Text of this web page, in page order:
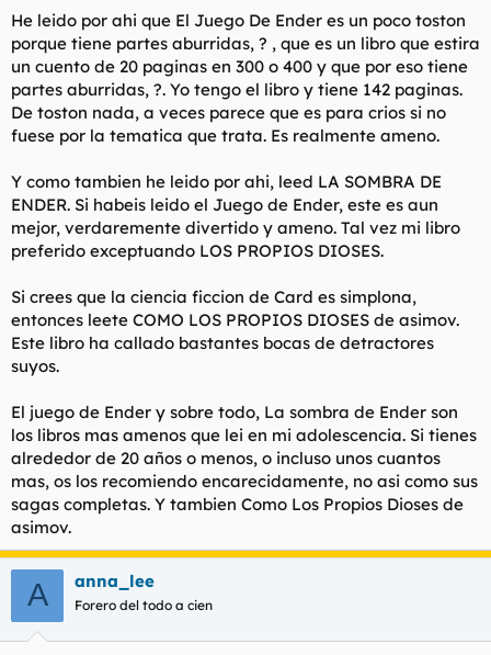
He leido por ahi que El Juego De Ender es un poco toston
porque tiene partes aburridas, ? , que es un libro que estira
un cuento de 20 paginas en 300 o 400 y que por eso tiene
partes aburridas, ?. Yo tengo el libro y tiene 142 paginas.
De toston nada, a veces parece que es para crios si no
fuese por la tematica que trata. Es realmente ameno.
Y como tambien he leido por ahi, leed LA SOMBRA DE
ENDER. Si habeis leido el Juego de Ender, este es aun
mejor, verdaremente divertido y ameno. Tal vez mi libro
preferido exceptuando LOS PROPIOS DIOSES.
Si crees que la ciencia ficcion de Card es simplona,
entonces leete COMO LOS PROPIOS DIOSES de asimov.
Este libro ha callado bastantes bocas de detractores
suyos.
El juego de Ender y sobre todo, La sombra de Ender son
los libros mas amenos que lei en mi adolescencia. Si tienes
alrededor de 20 años o menos, o incluso unos cuantos
mas, os los recomiendo encarecidamente, no asi como sus
sagas completas. Y tambien Como Los Propios Dioses de
asimov.
A anna_lee
Forero del todo a cien